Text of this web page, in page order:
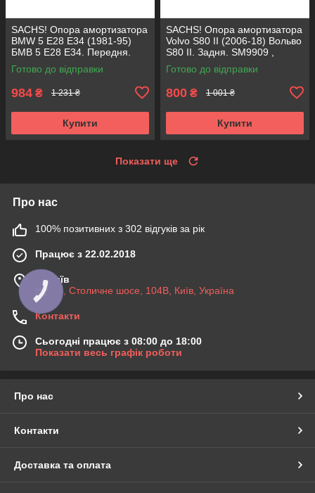
SACHS! Опора амортизатора
BMW 5 E28 E34 (1981-95)
БМВ 5 Е28 Е34. Передня.
SM1000 , 803151 , KB650.00 ,
VKDC35801
Готово до відправки
984 ₴ 1 231 ₴
Купити
SACHS! Опора амортизатора
Volvo S80 II (2006-18) Вольво
S80 II. Задня. SM9909 ,
802416 , KB952.10 ,
VKDA40436
Готово до відправки
800 ₴ 1 001 ₴
Купити
Показати ще
Про нас
100% позитивних з 302 відгуків за рік
Працює з 22.02.2018
м. Київ
03045, Столичне шосе, 104B, Київ, Україна
Контакти
Сьогодні працює з 08:00 до 18:00
Показати весь графік роботи
Про нас
Контакти
Доставка та оплата
КНОПКА
ЗВ'ЯЗКУ